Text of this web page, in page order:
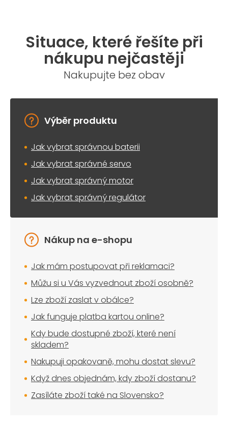
Situace, které řešíte při
nákupu nejčastěji
Nakupujte bez obav
Výběr produktu
Jak vybrat správnou baterii
Jak vybrat správné servo
Jak vybrat správný motor
Jak vybrat správný regulátor
Nákup na e-shopu
Jak mám postupovat při reklamaci?
Můžu si u Vás vyzvednout zboží osobně?
Lze zboží zaslat v obálce?
Jak funguje platba kartou online?
Kdy bude dostupné zboží, které není
skladem?
Nakupuji opakovaně, mohu dostat slevu?
Když dnes objednám, kdy zboží dostanu?
Zasíláte zboží také na Slovensko?